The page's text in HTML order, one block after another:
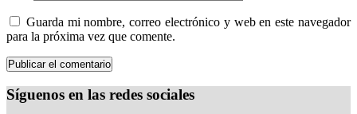
Guarda mi nombre, correo electrónico y web en este navegador
para la próxima vez que comente.
Síguenos en las redes sociales